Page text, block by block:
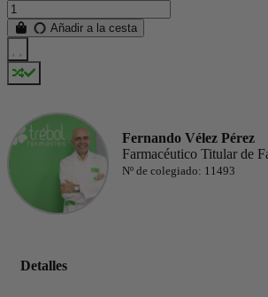
Añadir a la cesta
Fernando Vélez Pérez
Farmacéutico Titular de
Nº de colegiado: 11493
Detalles